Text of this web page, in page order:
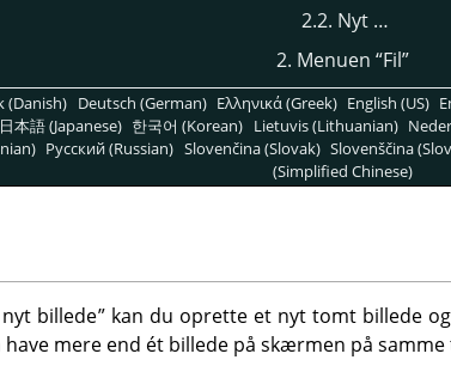
2.2. Nyt …
2. Menuen “Fil”
(Danish) Deutsch (German) Ελληνικά (Greek) English (US)
日本語 (Japanese) 한국어 (Korean) Lietuvis (Lithuanian)
Pусский (Russian) Slovenčina (Slovak) Slovenščina
(Simplified Chinese)
billede”kan du oprette et nyt tomt billede
mere end ét billede på skærmen på samme